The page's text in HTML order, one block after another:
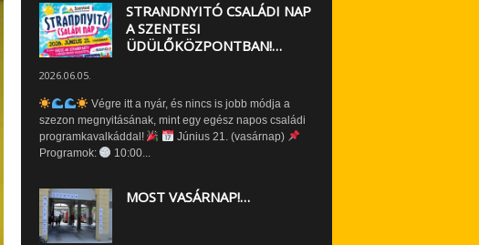
STRANDNYITÓ CSALÁDI NAP
A SZENTESI
ÜDÜLŐKÖZPONTBAN!…
2026.06.05.
Végre itt a nyár, és nincs is jobb módja a
szezon megnyitásának, mint egy egész napos családi
programkavalkáddal!
Június 21. (vasárnap)
Programok:
10:00...
MOST VASÁRNAP!…